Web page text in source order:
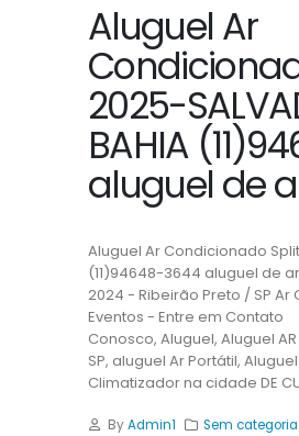
Aluguel Ar
2025-
BAHIA
aluguel de
Aluguel Ar Condicionado Split
(11)94648-3644 aluguel de
2024 - Ribeirão Preto / SP
Eventos - Entre em Contato
Conosco, Aluguel, Aluguel AR
SP, aluguel Ar Portátil,
Climatizador na cidade DE
ByAdmin1
Sem categoria